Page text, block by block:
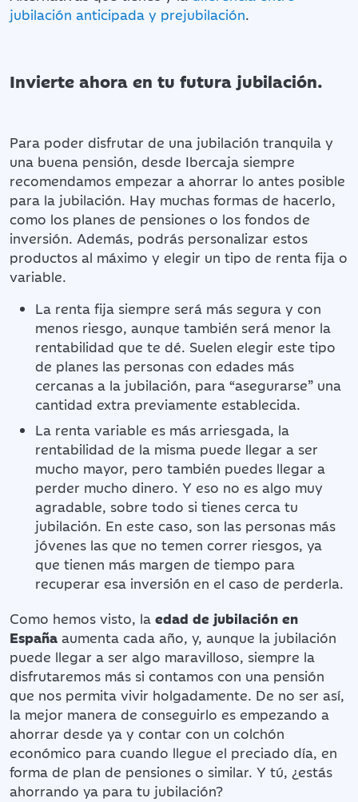
jubilación anticipada y prejubilación.
Invierte ahora en tu futura jubilación.
Para poder disfrutar de una jubilación tranquila y
una buena pensión, desde Ibercaja siempre
recomendamos empezar a ahorrar lo antes posible
para la jubilación. Hay muchas formas de hacerlo,
como los planes de pensiones o los fondos de
inversión. Además, podrás personalizar estos
productos al máximo y elegir un tipo de renta fija o
variable.
La renta fija siempre será más segura y con
menos riesgo, aunque también será menor la
rentabilidad que te dé. Suelen elegir este tipo
de planes las personas con edades más
cercanas a la jubilación, para “asegurarse” una
cantidad extra previamente establecida.
La renta variable es más arriesgada, la
rentabilidad de la misma puede llegar a ser
mucho mayor, pero también puedes llegar a
perder mucho dinero. Y eso no es algo muy
agradable, sobre todo si tienes cerca tu
jubilación. En este caso, son las personas más
jóvenes las que no temen correr riesgos, ya
que tienen más margen de tiempo para
recuperar esa inversión en el caso de perderla.
Como hemos visto, la edad de jubilación en
España aumenta cada año, y, aunque la jubilación
puede llegar a ser algo maravilloso, siempre la
disfrutaremos más si contamos con una pensión
que nos permita vivir holgadamente. De no ser así,
la mejor manera de conseguirlo es empezando a
ahorrar desde ya y contar con un colchón
económico para cuando llegue el preciado día, en
forma de plan de pensiones o similar. Y tú, ¿estás
ahorrando ya para tu jubilación?